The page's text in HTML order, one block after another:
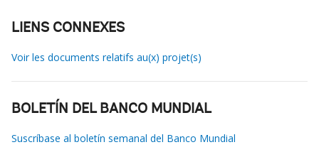
LIENS CONNEXES
Voir les documents relatifs au(x) projet(s)
BOLETÍN DEL BANCO MUNDIAL
Suscríbase al boletín semanal del Banco Mundial